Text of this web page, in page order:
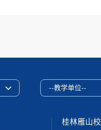
--教学单位--
桂林雁山